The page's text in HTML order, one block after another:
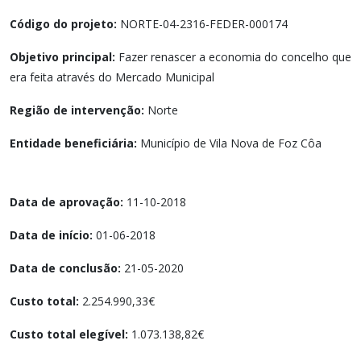
Código do projeto: NORTE-04-2316-FEDER-000174
Objetivo principal: Fazer renascer a economia do concelho que
era feita através do Mercado Municipal
Região de intervenção: Norte
Entidade beneficiária: Município de Vila Nova de Foz Côa
Data de aprovação: 11-10-2018
Data de início: 01-06-2018
Data de conclusão: 21-05-2020
Custo total: 2.254.990,33€
Custo total elegível: 1.073.138,82€